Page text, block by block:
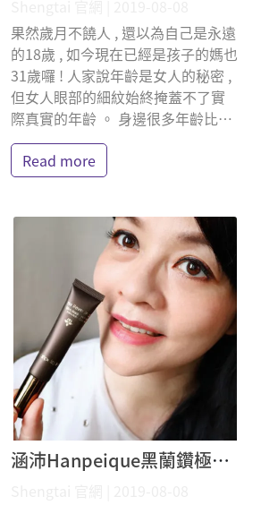
​​ 果然歲月不饒人 , 還以為自己是永遠
的18歲 , 如今現在已經是孩子的媽也
31歲囉 ! 人家說年齡是女人的秘密 ,
但女人眼部的細紋始終掩蓋不了實
際真實的年齡 。 身邊很多年齡比⋯
Read more
涵沛Hanpeique黑蘭鑽極致逆齡眼霜 Judy Tsen 體驗分享